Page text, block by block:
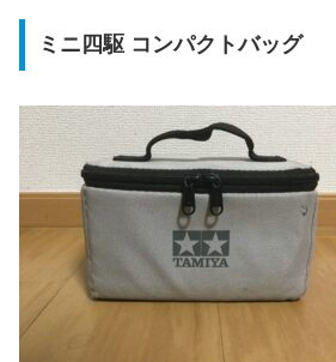
ミニ四駆 コンパクトバッグ